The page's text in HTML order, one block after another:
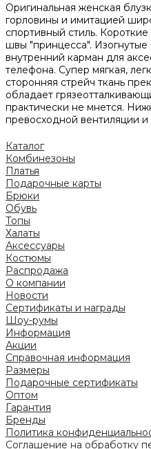
Оригинальная женская
горловины и имитацией
спортивный стиль.
швы "принцесса".
внутренний карман для
телефона. Супер мягкая,
сторонняя стрейч ткань
обладает
практически не мнется.
превосходной вентиляции
Каталог
Комбинезоны
Платья
Подарочные карты
Брюки
Обувь
Топы
Халаты
Аксессуары
Костюмы
Распродажа
О компании
Новости
Сертификаты и награды
Шоу-румы
Информация
Акции
Справочная информация
Размеры
Подарочные сертификаты
Оптом
Гарантия
Бренды
Политика
Соглашение на обработку